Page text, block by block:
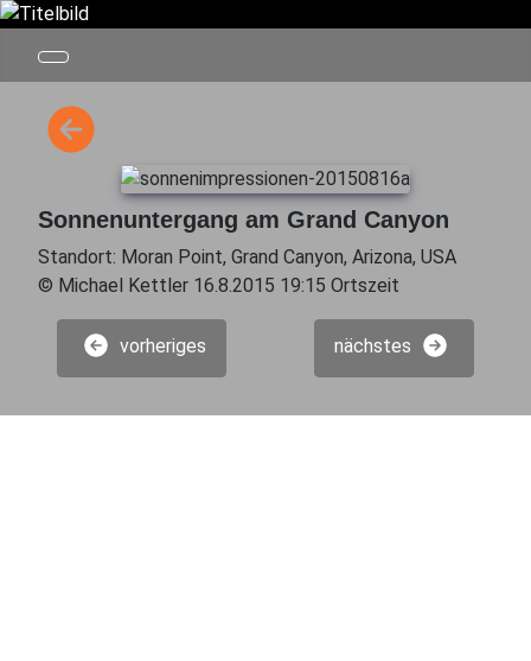
Sonnenuntergang am Grand Canyon
Standort: Moran Point, Grand Canyon, Arizona, USA
© Michael Kettler 16.8.2015 19:15 Ortszeit
vorheriges nächstes